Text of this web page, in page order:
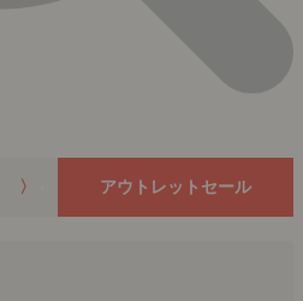
アウトレットセール